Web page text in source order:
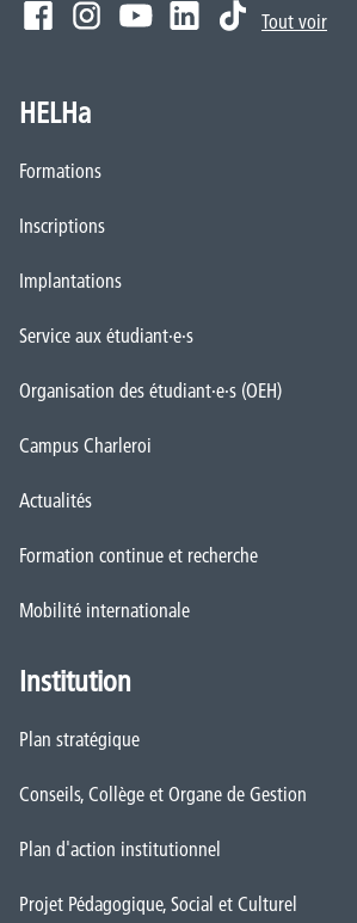
Tout voir
HELHa
Formations
Inscriptions
Implantations
Service aux étudiant·e·s
Organisation des étudiant·e·s (OEH)
Campus Charleroi
Actualités
Formation continue et recherche
Mobilité internationale
Institution
Plan stratégique
Conseils, Collège et Organe de Gestion
Plan d'action institutionnel
Projet Pédagogique, Social et Culturel